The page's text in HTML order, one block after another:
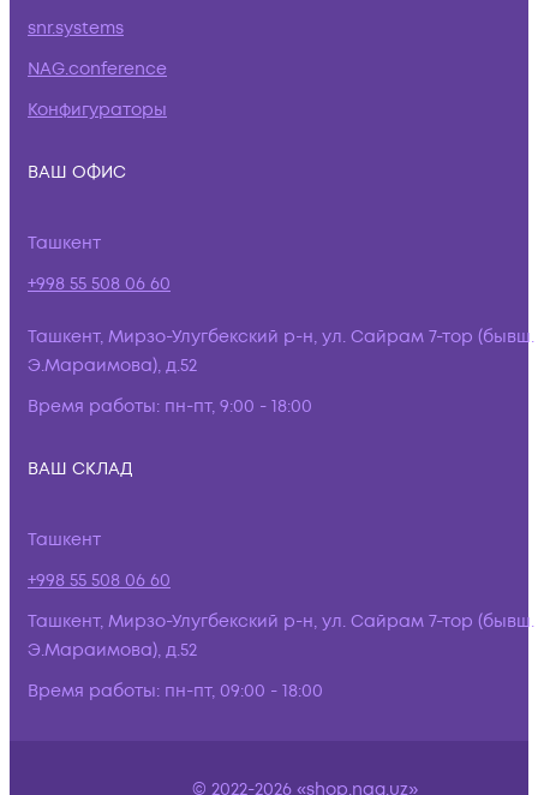
snr.systems
NAG.conference
Конфигураторы
ВАШ ОФИС
Ташкент
+998 55 508 06 60
Ташкент, Мирзо-Улугбекский р-н, ул. Сайрам 7-тор (бывш.
Э.Мараимова), д.52
Время работы: пн-пт, 9:00 - 18:00
ВАШ СКЛАД
Ташкент
+998 55 508 06 60
Ташкент, Мирзо-Улугбекский р-н, ул. Сайрам 7-тор (бывш.
Э.Мараимова), д.52
Время работы: пн-пт, 09:00 - 18:00
© 2022-2026 «shop.nag.uz»